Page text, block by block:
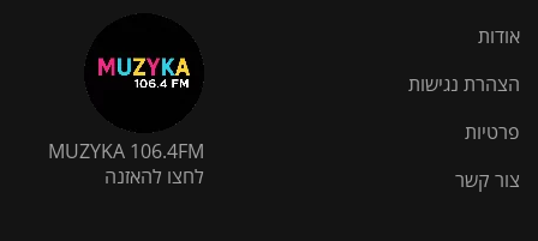
אודות
הצהרת נגישות
פרטיות
צור קשר
MUZYKA 106.4FM
לחצו להאזנה